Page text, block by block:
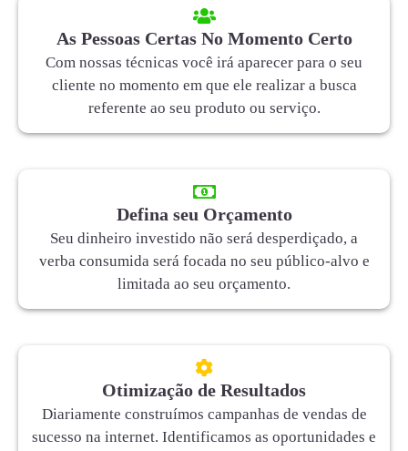
As Pessoas Certas No Momento Certo
Com nossas técnicas você irá aparecer para o seu
cliente no momento em que ele realizar a busca
referente ao seu produto ou serviço.
Defina seu Orçamento
Seu dinheiro investido não será desperdiçado, a
verba consumida será focada no seu público-alvo e
limitada ao seu orçamento.
Otimização de Resultados
Diariamente construímos campanhas de vendas de
sucesso na internet. Identificamos as oportunidades e